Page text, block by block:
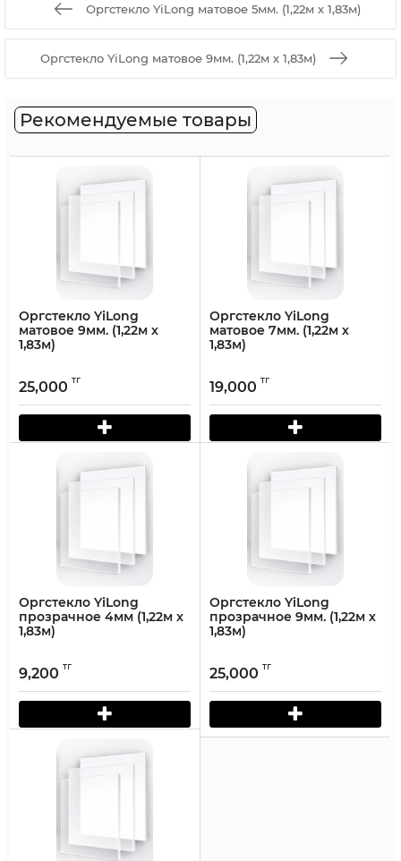
Оргстекло YiLong матовое 5мм. (1,22м х 1,83м)
Оргстекло YiLong матовое 9мм. (1,22м х 1,83м)
Рекомендуемые товары
Оргстекло YiLong
матовое 9мм. (1,22м х
1,83м)
25,000 тг
Оргстекло YiLong
матовое 7мм. (1,22м х
1,83м)
19,000 тг
Оргстекло YiLong
прозрачное 4мм (1,22м х
1,83м)
9,200 тг
Оргстекло YiLong
прозрачное 9мм. (1,22м х
1,83м)
25,000 тг